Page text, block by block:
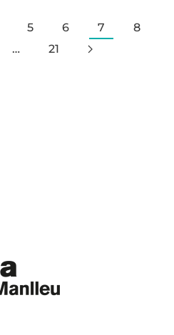
5 6 7
8
… 21